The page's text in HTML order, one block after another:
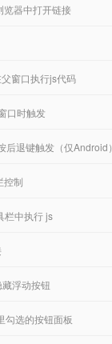
览器中打开链接
窗口执行js代码
口时触发
后退键触发（仅Android）
控制
栏中执行 js
藏浮动按钮
勾选的按钮面板